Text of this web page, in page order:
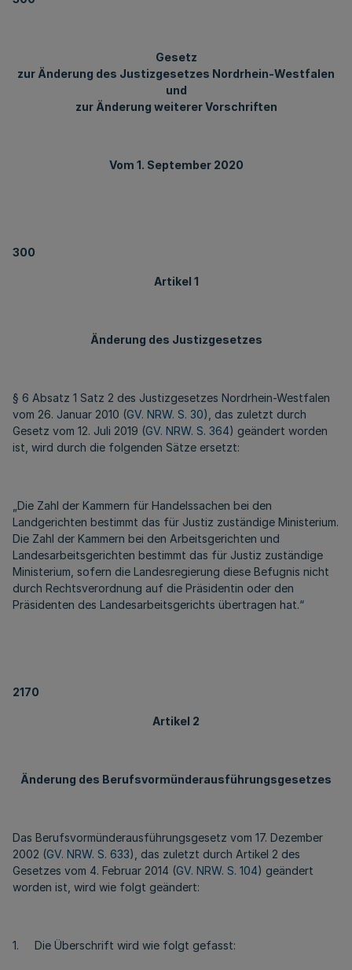
Gesetz
zur Änderung des Justizgesetzes Nordrhein-Westfalen
und
zur Änderung weiterer Vorschriften
Vom 1. September 2020
300
Artikel 1
Änderung des Justizgesetzes
§ 6 Absatz 1 Satz 2 des Justizgesetzes Nordrhein-Westfalen
vom 26. Januar 2010 (GV. NRW. S. 30), das zuletzt durch
Gesetz vom 12. Juli 2019 (GV. NRW. S. 364) geändert worden
ist, wird durch die folgenden Sätze ersetzt:
„Die Zahl der Kammern für Handelssachen bei den
Landgerichten bestimmt das für Justiz zuständige Ministerium.
Die Zahl der Kammern bei den Arbeitsgerichten und
Landesarbeitsgerichten bestimmt das für Justiz zuständige
Ministerium, sofern die Landesregierung diese Befugnis nicht
durch Rechtsverordnung auf die Präsidentin oder den
Präsidenten des Landesarbeitsgerichts übertragen hat.“
2170
Artikel 2
Änderung des Berufsvormünderausführungsgesetzes
Das Berufsvormünderausführungsgesetz vom 17. Dezember
2002 (GV. NRW. S. 633), das zuletzt durch Artikel 2 des
Gesetzes vom 4. Februar 2014 (GV. NRW. S. 104) geändert
worden ist, wird wie folgt geändert:
1. Die Überschrift wird wie folgt gefasst: